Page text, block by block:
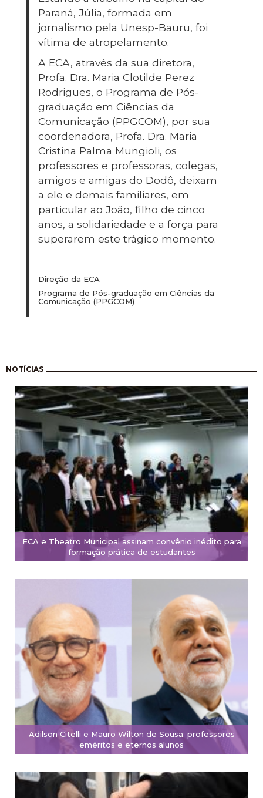
Paraná, Júlia, formada em
jornalismo pela Unesp-Bauru, foi
vítima de atropelamento.
A ECA, através da sua diretora,
Profa. Dra. Maria Clotilde Perez
Rodrigues, o Programa de Pós-
graduação em Ciências da
Comunicação (PPGCOM), por sua
coordenadora, Profa. Dra. Maria
Cristina Palma Mungioli, os
professores e professoras, colegas,
amigos e amigas do Dodô, deixam
a ele e demais familiares, em
particular ao João, filho de cinco
anos, a solidariedade e a força para
superarem este trágico momento.
Direção da ECA
Programa de Pós-graduação em Ciências da
Comunicação (PPGCOM)
NOTÍCIAS
ECA e Theatro Municipal assinam convênio inédito para
formação prática de estudantes
Adilson Citelli e Mauro Wilton de Sousa: professores
eméritos e eternos alunos
Paginação